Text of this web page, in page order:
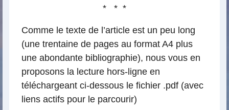
* * *
Comme le texte de l’article est un peu long
(une trentaine de pages au format A4 plus
une abondante bibliographie), nous vous en
proposons la lecture hors-ligne en
téléchargeant ci-dessous le fichier .pdf (avec
liens actifs pour le parcourir)